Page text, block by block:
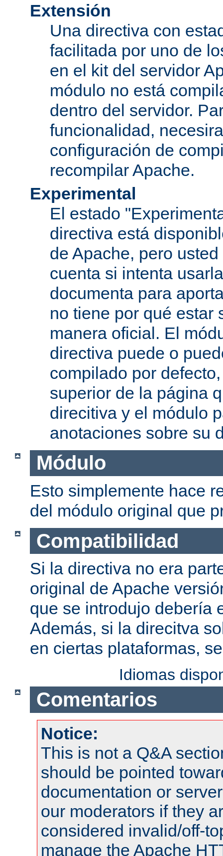
Extensión
Una directiva con
facilitada por uno de
en el kit del servidor
módulo no está
dentro del servidor.
funcionalidad,
configuración de
recompilar Apache.
Experimental
El estado
directiva está
de Apache, pero
cuenta si intenta
documenta para
no tiene por qué estar
manera oficial. El
directiva puede o
compilado por
superior de la página
direcitiva y el módulo
anotaciones sobre su
Módulo
Esto simplemente hace
del módulo original que
Compatibilidad
Si la directiva no era
original de Apache
que se introdujo debería
Además, si la direcitva
en ciertas plataformas,
Idiomas
Comentarios
Notice:
This is not a Q&A
should be pointed
documentation or
our moderators if they
considered invalid/off-
manage the Apache